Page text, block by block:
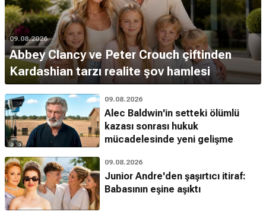
09.08.2026
Abbey Clancy ve Peter Crouch çiftinden
Kardashian tarzı realite şov hamlesi
09.08.2026
Alec Baldwin'in setteki ölümlü
kazası sonrası hukuk
mücadelesinde yeni gelişme
09.08.2026
Junior Andre'den şaşırtıcı itiraf:
Babasının eşine aşıktı